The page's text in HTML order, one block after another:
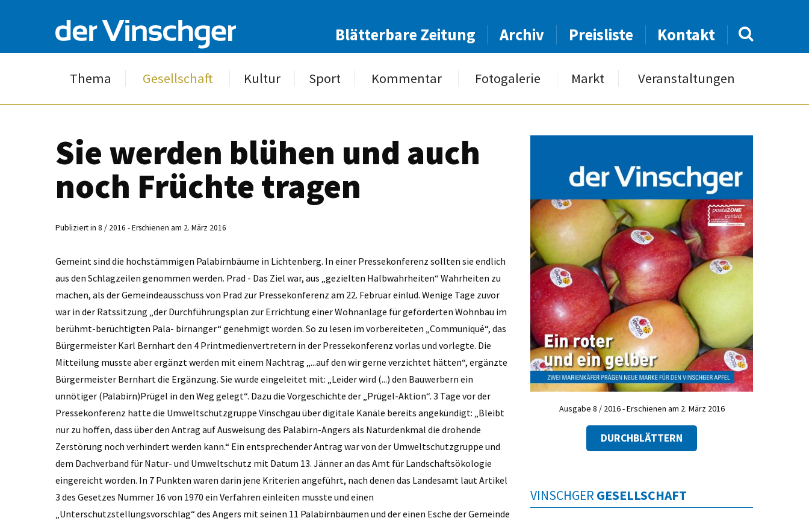
Blätterbare Zeitung Archiv Preisliste Kontakt
Thema Gesellschaft Kultur Sport Kommentar Fotogalerie Markt Veranstaltungen
Sie werden blühen und auch
noch Früchte tragen
Publiziert in 8 / 2016 - Erschienen am 2. März 2016
Gemeint sind die hochstämmigen Palabirnbäume in Lichtenberg. In einer Pressekonferenz sollten sie endlich
aus den Schlagzeilen genommen werden. Prad - Das Ziel war, aus „gezielten Halbwahrheiten“ Wahrheiten zu
machen, als der Gemeindeausschuss von Prad zur Pressekonferenz am 22. Februar einlud. Wenige Tage zuvor
war in der Ratssitzung „der Durchführungsplan zur Errichtung einer Wohnanlage für geförderten Wohnbau im
berühmt-berüchtigten Pala- birnanger“ genehmigt worden. So zu lesen im vorbereiteten „Communiqué“, das
Bürgermeister Karl Bernhart den 4 Printmedienvertretern in der Pressekonferenz vorlas und vorlegte. Die
Mitteilung musste aber ergänzt werden mit einem Nachtrag „...auf den wir gerne verzichtet hätten“, ergänzte
Bürgermeister Bernhart die Ergänzung. Sie wurde eingeleitet mit: „Leider wird (...) den Bauwerbern ein
unnötiger (Palabirn)Prügel in den Weg gelegt“. Dazu die Vorgeschichte der „Prügel-Aktion“. 3 Tage vor der
Pressekonferenz hatte die Umweltschutzgruppe Vinschgau über digitale Kanäle bereits angekündigt: „Bleibt
nur zu hoffen, dass über den Antrag auf Ausweisung des Palabirn-Angers als Naturdenkmal die drohende
Zerstörung noch verhindert werden kann.“ Ein entsprechender Antrag war von der Umweltschutzgruppe und
dem Dachverband für Natur- und Umweltschutz mit Datum 13. Jänner an das Amt für Landschaftsökologie
eingereicht worden. In 7 Punkten waren darin jene Kriterien angeführt, nach denen das Landesamt laut Artikel
3 des Gesetzes Nummer 16 von 1970 ein Verfahren einleiten musste und einen
„Unterschutzstellungsvorschlag“ des Angers mit seinen 11 Palabirnbäumen und der einen Esche der Gemeinde
Ausgabe 8 / 2016 - Erschienen am 2. März 2016
DURCHBLÄTTERN
VINSCHGER GESELLSCHAFT